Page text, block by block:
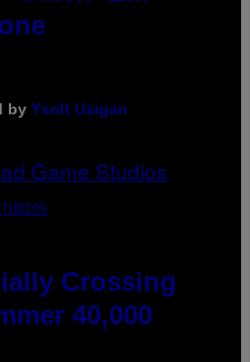
by Ysolt Usigan
Crossing
40,000